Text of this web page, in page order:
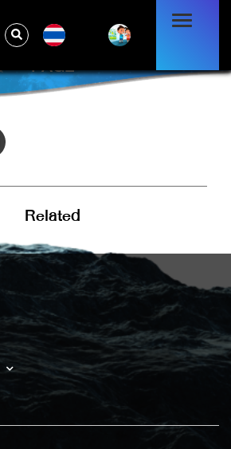
PAGE
Related